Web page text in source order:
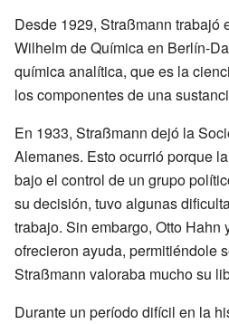
Desde 1929, Straßmann trabajó
Wilhelm de Química en Berlín-
química analítica, que es la
los componentes de una
En 1933, Straßmann dejó la
Alemanes. Esto ocurrió porque
bajo el control de un grupo
su decisión, tuvo algunas
trabajo. Sin embargo, Otto Hahn
ofrecieron ayuda, permitiéndole
Straßmann valoraba mucho su
Durante un período difícil en la